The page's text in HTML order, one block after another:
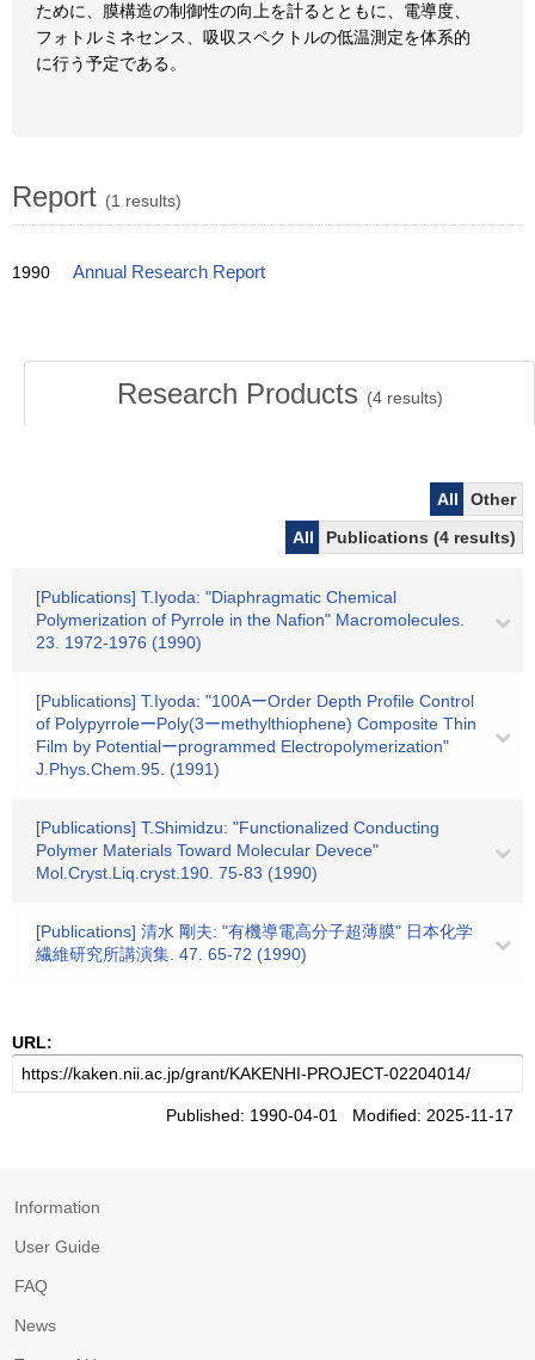
ために、膜構造の制御性の向上を計るとともに、電導度、
フォトルミネセンス、吸収スペクトルの低温測定を体系的
に行う予定である。
Report (1 results)
1990 Annual Research Report
Research Products (4results)
All
Other
All
Publications (4 results)
[Publications] T.Iyoda: "Diaphragmatic Chemical
Polymerization of Pyrrole in the Nafion" Macromolecules.
23. 1972-1976 (1990)
[Publications] T.Iyoda: "100AーOrder Depth Profile Control
of PolypyrroleーPoly(3ーmethylthiophene) Composite Thin
Film by Potentialーprogrammed Electropolymerization"
J.Phys.Chem.95. (1991)
[Publications] T.Shimidzu: "Functionalized Conducting
Polymer Materials Toward Molecular Devece"
Mol.Cryst.Liq.cryst.190. 75-83 (1990)
[Publications] 清水 剛夫: "有機導電高分子超薄膜" 日本化学
繊維研究所講演集. 47. 65-72 (1990)
URL:
Published: 1990-04-01 Modified: 2025-11-17
Information
User Guide
FAQ
News